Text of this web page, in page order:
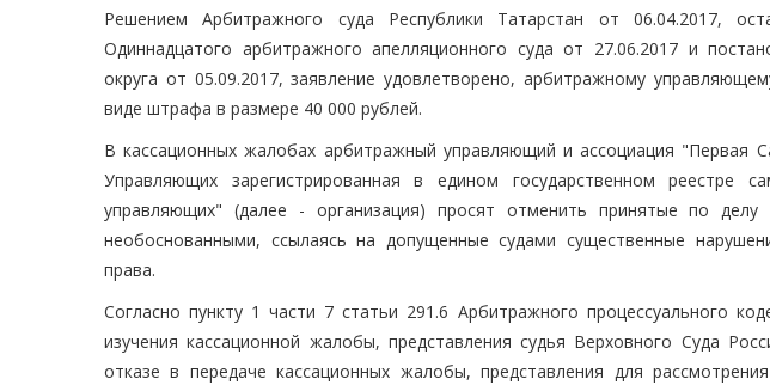
Решением Арбитражного суда Республики Татарстан от 06.04.2017,
Одиннадцатого арбитражного апелляционного суда от 27.06.2017 и
округа от 05.09.2017, заявление удовлетворено, арбитражному
виде штрафа в размере 40 000 рублей.
В кассационных жалобах арбитражный управляющий и ассоциация "Первая
Управляющих зарегистрированная в едином государственном реестре
управляющих" (далее - организация) просят отменить принятые по
необоснованными, ссылаясь на допущенные судами существенные
права.
Согласно пункту 1 части 7 статьи 291.6 Арбитражного процессуального
изучения кассационной жалобы, представления судья Верховного Суда
отказе в передаче кассационных жалобы, представления для